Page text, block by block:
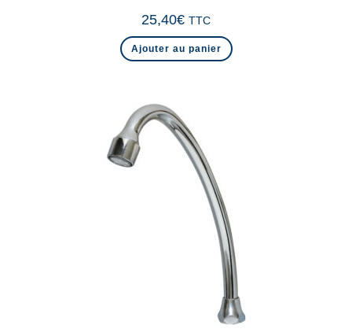
25,40€ TTC
Ajouter au panier